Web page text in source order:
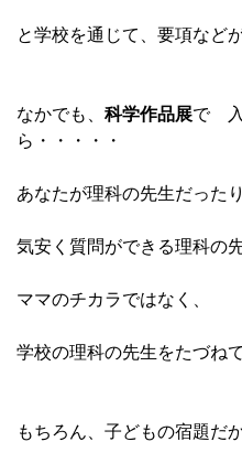
と学校を通じて、要項など
なかでも、 科学作品展で 入
ら・・・・・
あなたが理科の先生だったり
気安く質問ができる理科の
ママのチカラではなく、
学校の理科の先生をたづね
もちろん、子どもの宿題だか